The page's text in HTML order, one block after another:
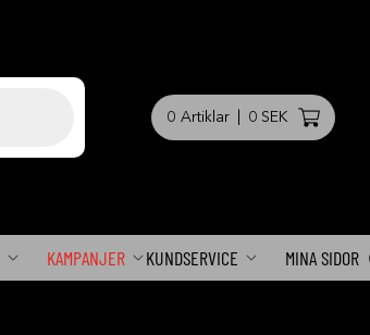
0 Artiklar 0 SEK
KAMPANJER KUNDSERVICE MINA SIDOR